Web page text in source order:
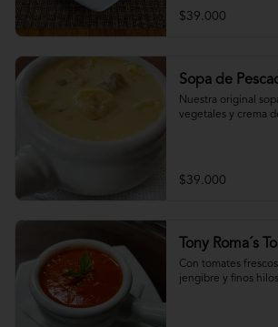
$39.000
Sopa de
Nuestra original
vegetales y crema
$39.000
Tony Roma´s
Con tomates
jengibre y finos